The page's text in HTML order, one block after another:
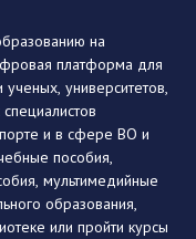
на
платформа для
университетов,
и в сфере ВО и
пособия,
мультимедийные
образования,
или пройти курсы